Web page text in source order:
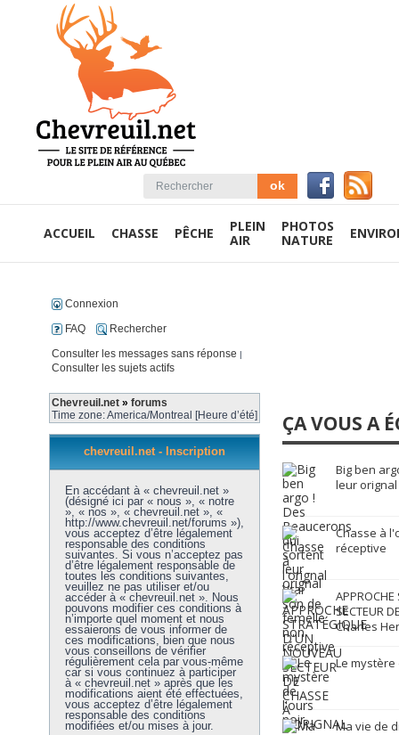
ACCUEIL CHASSE PÊCHE
PLEIN
AIR
PHOTOS
NATURE
Connexion
FAQ
Rechercher
Consulter les messages sans réponse |
Consulter les sujets actifs
Chevreuil.net » forums
Time zone: America/Montreal [Heure d’été]
chevreuil.net - Inscription
En accédant à « chevreuil.net »
(désigné ici par « nous », « notre
», « nos », « chevreuil.net », «
http://www.chevreuil.net/forums »),
vous acceptez d’être légalement
responsable des conditions
suivantes. Si vous n’acceptez pas
d’être légalement responsable de
toutes les conditions suivantes,
veuillez ne pas utiliser et/ou
accéder à « chevreuil.net ». Nous
pouvons modifier ces conditions à
n’importe quel moment et nous
essaierons de vous informer de
ces modifications, bien que nous
vous conseillons de vérifier
régulièrement cela par vous-même
car si vous continuez à participer
à « chevreuil.net » après que les
modifications aient été effectuées,
vous acceptez d’être légalement
responsable des conditions
modifiées et/ou mises à jour.
ÇA VOUS A
Big ben
leur orignal
Chasse à
réceptive
SECTEUR
Charles
Le
Ma vie de